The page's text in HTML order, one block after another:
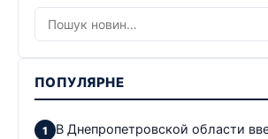
ПОПУЛЯРНЕ
В Днепропетровской области